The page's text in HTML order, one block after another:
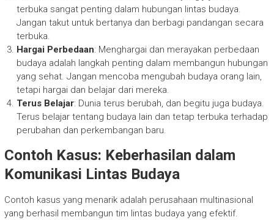
terbuka sangat penting dalam hubungan lintas budaya.
Jangan takut untuk bertanya dan berbagi pandangan secara
terbuka.
Hargai Perbedaan: Menghargai dan merayakan perbedaan
budaya adalah langkah penting dalam membangun hubungan
yang sehat. Jangan mencoba mengubah budaya orang lain,
tetapi hargai dan belajar dari mereka.
Terus Belajar: Dunia terus berubah, dan begitu juga budaya.
Terus belajar tentang budaya lain dan tetap terbuka terhadap
perubahan dan perkembangan baru.
Contoh Kasus: Keberhasilan dalam
Komunikasi Lintas Budaya
Contoh kasus yang menarik adalah perusahaan multinasional
yang berhasil membangun tim lintas budaya yang efektif.